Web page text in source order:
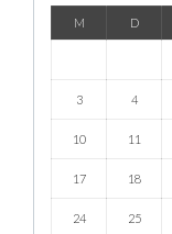
M D
3 4
10 11
17 18
24 25